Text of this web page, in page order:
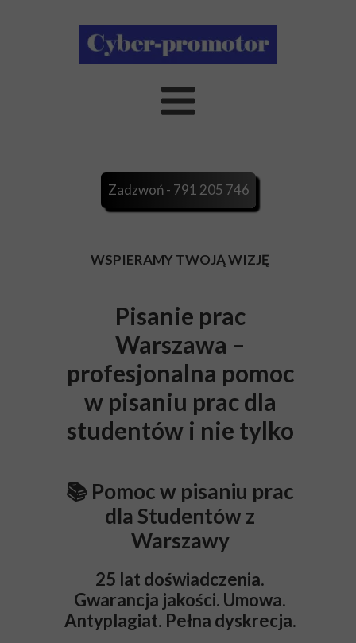
WSPIERAMY TWOJĄ WIZJĘ
Pisanie prac
Warszawa –
profesjonalna pomoc
w pisaniu prac dla
studentów i nie tylko
📚 Pomoc w pisaniu prac
dla Studentów z
Warszawy
25 lat doświadczenia.
Gwarancja jakości. Umowa.
Antyplagiat. Pełna dyskrecja.
Zadzwoń - 791 205 746